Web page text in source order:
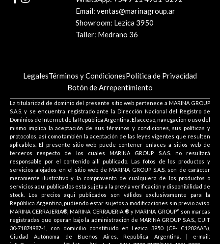
Email: ventas@marinagroup.ar
Showroom: Lezica 3950
Taller: Medrano 36
LegalesTérminos y CondicionesPolítica de Privacidad
Botón de Arrepentimiento
La titularidad de dominio del presente sitio web pertenece a MARINA GROUP
S.A.S. y se encuentra registrado ante la Dirección Nacional del Registro de
Dominios de Internet de la República Argentina. El acceso, navegación o uso del
mismo implica la aceptación de sus términos y condiciones, sus políticas y
protocolos, así como también la aceptación de las leyes vigentes que resulten
aplicables. El presente sitio web puede contener enlaces a sitios web de
terceros respecto de los cuales MARINA GROUP S.A.S. no resultará
responsable por el contenido allí publicado. Las fotos de los productos y
servicios alojados en el sitio web de MARINA GROUP S.A.S. son de carácter
meramente ilustrativo y la compraventa de cualquiera de los productos o
servicios aquí publicados está sujeta a la previa verificación y disponibilidad de
stock. Los precios aqui publicados son válidos exclusivamente para la
República Argentina, pudiendo estar sujetos a modificaciones sin previo aviso.
MARINA CERRAJERIA®, MARINA CERRAJERIA ® y MARINA GROUP° son marcas
registradas que operan bajo la administración de MARINA GROUP S.A.S., CUIT
30-71874987-1, con domicilio constituido en Lezica 3950 (CP- C1202AAB),
Ciudad Autónoma de Buenos Aires, República Argentina. | e-mail: